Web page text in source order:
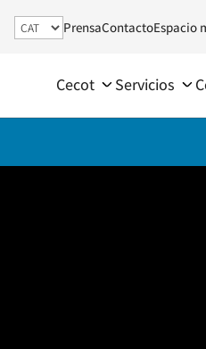
PrensaContactoEspacio
Cecot Servicios